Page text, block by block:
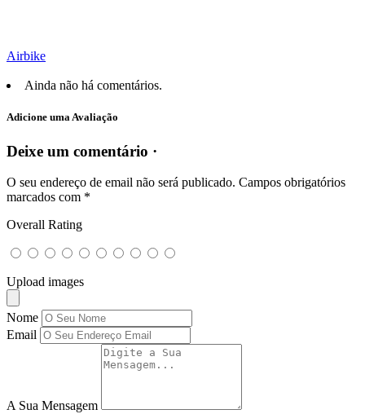
Airbike
Ainda não há comentários.
Adicione uma Avaliação
Deixe um comentário ·
O seu endereço de email não será publicado. Campos obrigatórios
marcados com *
Overall Rating
Upload images
Nome
Email
A Sua Mensagem